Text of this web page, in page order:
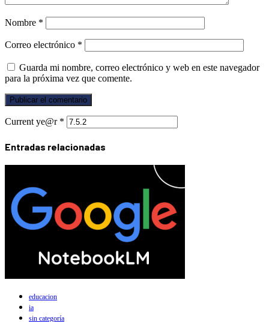
Nombre *
Correo electrónico *
Guarda mi nombre, correo electrónico y web en este navegador
para la próxima vez que comente.
Current ye@r *
Entradas relacionadas
educacion
ia
sin categoría